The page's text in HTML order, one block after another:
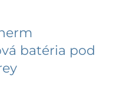
batéria pod